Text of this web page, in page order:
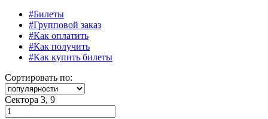
#Билеты
#Групповой заказ
#Как оплатить
#Как получить
#Как купить билеты
Сортировать по:
Сектора 3, 9